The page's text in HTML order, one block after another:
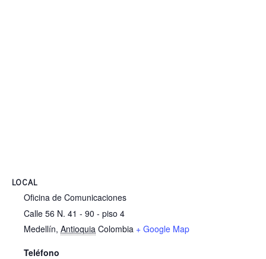
LOCAL
Oficina de Comunicaciones
Calle 56 N. 41 - 90 - piso 4
Medellín, Antioquia Colombia + Google Map
Teléfono